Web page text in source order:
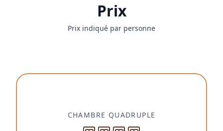
Prix
Prix indiqué par personne
CHAMBRE QUADRUPLE